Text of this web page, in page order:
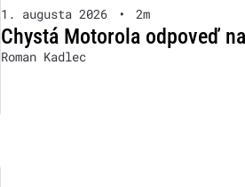
1. augusta 2026 • 2m
Chystá Motorola odpoveď
Roman Kadlec